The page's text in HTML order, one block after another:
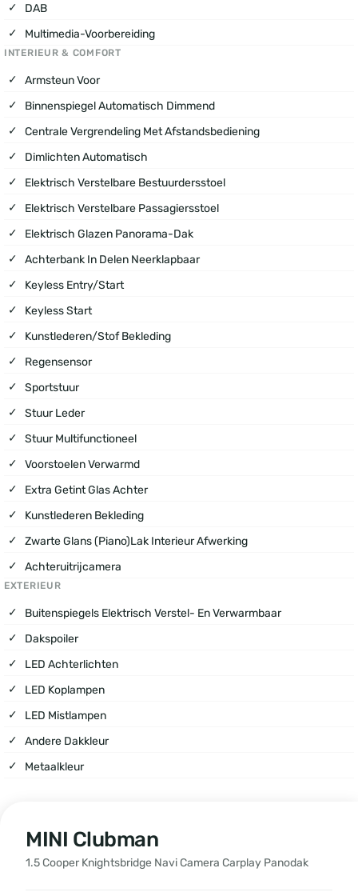
DAB
Multimedia-Voorbereiding
INTERIEUR & COMFORT
Armsteun Voor
Binnenspiegel Automatisch Dimmend
Centrale Vergrendeling Met Afstandsbediening
Dimlichten Automatisch
Elektrisch Verstelbare Bestuurdersstoel
Elektrisch Verstelbare Passagiersstoel
Elektrisch Glazen Panorama-Dak
Achterbank In Delen Neerklapbaar
Keyless Entry/start
Keyless Start
Kunstlederen/stof Bekleding
Regensensor
Sportstuur
Stuur Leder
Stuur Multifunctioneel
Voorstoelen Verwarmd
Extra Getint Glas Achter
Kunstlederen Bekleding
Zwarte Glans (piano)lak Interieur Afwerking
Achteruitrijcamera
EXTERIEUR
Buitenspiegels Elektrisch Verstel- En Verwarmbaar
Dakspoiler
LED Achterlichten
LED Koplampen
LED Mistlampen
Andere Dakkleur
Metaalkleur
MINI Clubman
1.5 Cooper Knightsbridge Navi Camera Carplay Panodak